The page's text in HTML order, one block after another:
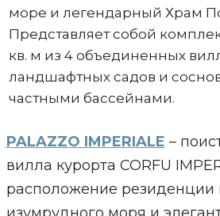
море и легендарный Храм
Представляет собой
кв. м из 4 объединенных
ландшафтных садов и
частными бассейнами.
PALAZZO IMPERIALE –
вилла курорта CORFU
расположение резиденции